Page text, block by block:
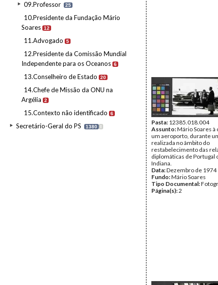
09.Professor 25
10.Presidente da Fundação Mário
Soares 12
11.Advogado 5
12.Presidente da Comissão Mundial
Independente para os Oceanos 6
13.Conselheiro de Estado 20
14.Chefe de Missão da ONU na
Argélia
2
15.Contexto não identificado 6
Secretário-Geral do PS 1380 I
Pasta: 12385.018.004
Assunto:Mário Soares à
um aeroporto, durante
realizada no âmbito do
restabelecimento das
diplomáticas de Portugal
Indiana.
Data:Dezembro de 1974
Fundo:Mário Soares
Tipo Documental:
Página(s):2